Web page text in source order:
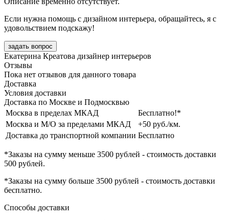
Если нужна помощь с дизайном интерьера, обращайтесь, я с
удовольствием подскажу!
задать вопрос
Екатерина Креатова дизайнер интерьеров
Отзывы
Пока нет отзывов для данного товара
Доставка
Условия доставки
Доставка по Москве и Подмосквью
Москва в пределах МКАД
Бесплатно!*
Москва и М/О за пределами МКАД
+50 руб./км.
Доставка до транспортной компании Бесплатно
*Заказы на сумму меньше 3500 рублей - стоимость доставки
500 рублей.
*Заказы на сумму больше 3500 рублей - стоимость доставки
бесплатно.
Способы доставки